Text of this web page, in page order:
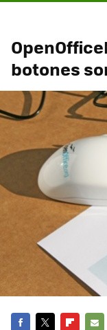
botones